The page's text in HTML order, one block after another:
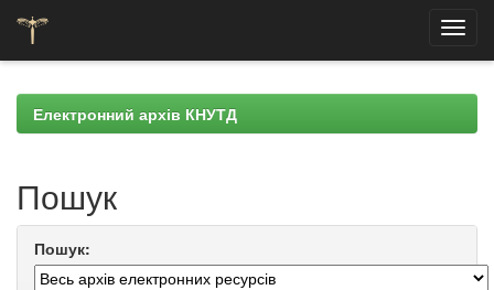
navigationЕлектронний архів КНУТД
Пошук
Пошук: